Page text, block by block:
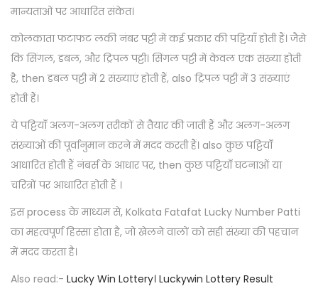
मान्यताओं पर आधारित संकेत।
कोलकाता फटाफट लकी नंबर पट्टी में कई प्रकार की पट्टियाँ होती हैं। जैसे
कि सिंगल, डबल, और ट्रिपल पट्टी। सिंगल पट्टी में केवल एक संख्या होती
है, then डबल पट्टी में 2 संख्याएं होती हैं, also ट्रिपल पट्टी में 3 संख्याएं
होती हैं।
ये पट्टियाँ अलग-अलग तरीकों से तैयार की जाती हैं और अलग-अलग
संख्याओं की पूर्वानुमान करने में मदद करती हैं। also कुछ पट्टियाँ
आधारित होती हैं नंबर्स के आधार पर, then कुछ पट्टियाँ घटनाओं या
चरित्रों पर आधारित होती हैं ।
इस process के माध्यम से, Kolkata Fatafat Lucky Number Patti
का महत्वपूर्ण हिस्सा होता है, जो खेलने वालों को सही संख्या की पहचान
में मदद करता है।
Also read:- Lucky Win Lottery। Luckywin Lottery Result